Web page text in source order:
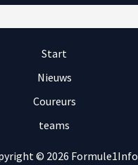
Start
Nieuws
Coureurs
teams
© 2026 Formule1Info